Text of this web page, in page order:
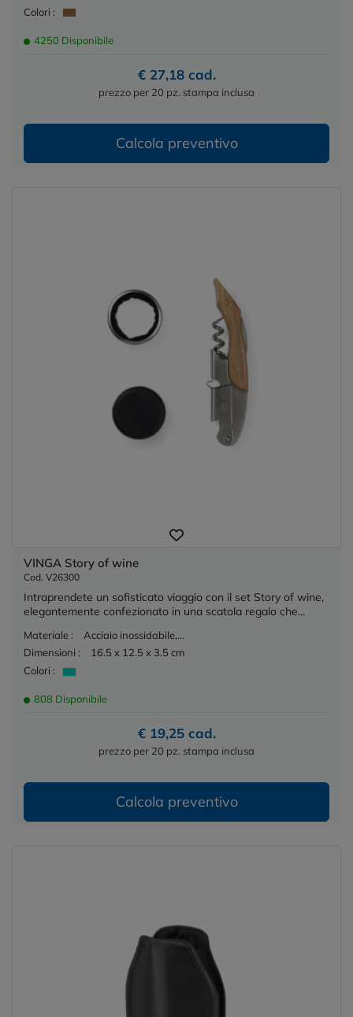
Colori :
4250 Disponibile
€ 27,18 cad.
prezzo per 20 pz. stampa inclusa
Calcola preventivo
VINGA Story of wine
Cod. V26300
Intraprendete un sofisticato viaggio con il set Story of wine,
elegantemente confezionato in una scatola regalo che...
Materiale :
Acciaio inossidabile,...
Dimensioni :
16.5 x 12.5 x 3.5 cm
Colori :
808 Disponibile
€ 19,25 cad.
prezzo per 20 pz. stampa inclusa
Calcola preventivo